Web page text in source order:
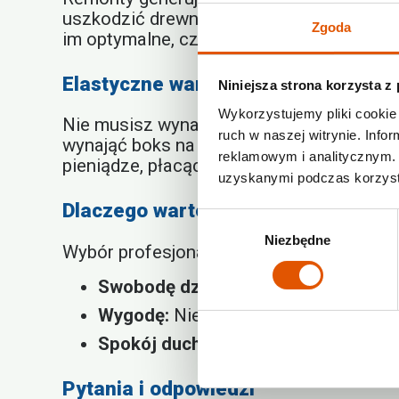
Zgoda
Niniejsza strona korzysta z
Wykorzystujemy pliki
ruch w naszej witrynie.
reklamowym i
uzyskanymi podczas
Wybór
Niezbędne
uszkodzić drewno, tapicerkę i metalowe
im optymalne, czyste i suche warunki.
Elastyczne warunki na
Nie musisz wynajmować magazynu na
wynająć boks na czas trwania remontu,
pieniądze, płacąc tylko za faktycznie
Dlaczego warto wybrać
Wybór profesjonalnego magazynu ma
Swobodę działania:
Pusta
Wygodę: Nie musisz martwić się o
Spokój ducha:
Masz pewność, że
Pytania i odpowiedzi